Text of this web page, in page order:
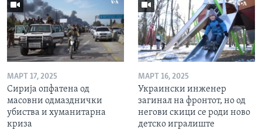
МАРТ 17, 2025
Сирија опфатена од
масовни одмазднички
убиства и хуманитарна
криза
МАРТ 16, 2025
Украински инженер
загинал на фронтот, но од
негови скици се роди ново
детско игралиште